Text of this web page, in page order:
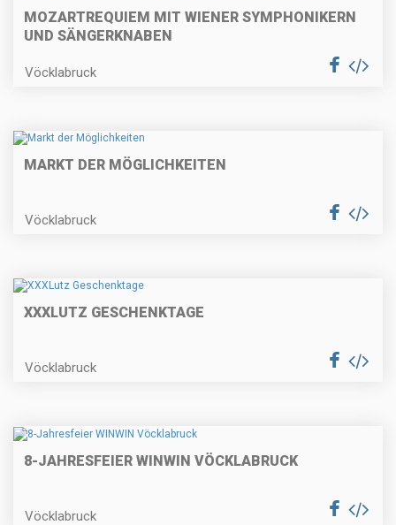
MOZARTREQUIEM MIT WIENER SYMPHONIKERN
UND SÄNGERKNABEN
Vöcklabruck
MARKT DER MÖGLICHKEITEN
Vöcklabruck
XXXLUTZ GESCHENKTAGE
Vöcklabruck
8-JAHRESFEIER WINWIN VÖCKLABRUCK
Vöcklabruck